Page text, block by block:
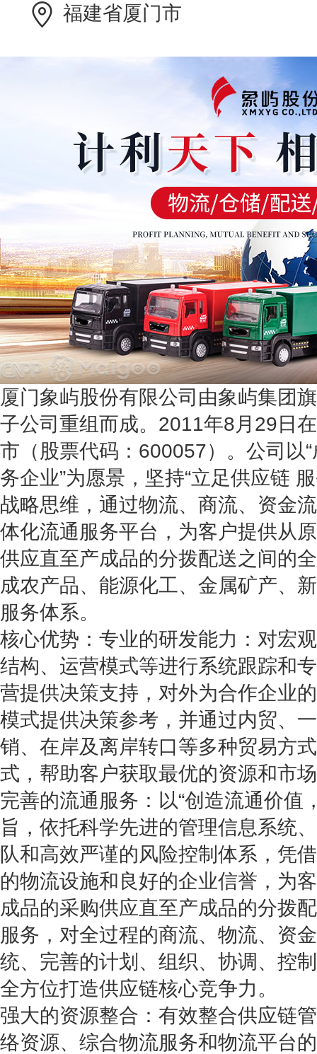
福建省厦门市
厦门象屿股份有限公司由象屿集团
子公司重组而成。2011年8月29日
市（股票代码：600057）。公司以
务企业”为愿景，坚持“立足供应链
战略思维，通过物流、商流、资金
体化流通服务平台，为客户提供从
供应直至产成品的分拨配送之间的
成农产品、能源化工、金属矿产、
服务体系。
核心优势：专业的研发能力：对宏
结构、运营模式等进行系统跟踪和
营提供决策支持，对外为合作企业
模式提供决策参考，并通过内贸、
销、在岸及离岸转口等多种贸易方
式，帮助客户获取最优的资源和市
完善的流通服务：以“创造流通价值
旨，依托科学先进的管理信息系统
队和高效严谨的风险控制体系，凭
的物流设施和良好的企业信誉，为
成品的采购供应直至产成品的分拨
服务，对全过程的商流、物流、资
统、完善的计划、组织、协调、控
全方位打造供应链核心竞争力。
强大的资源整合：有效整合供应链
络资源、综合物流服务和物流平台